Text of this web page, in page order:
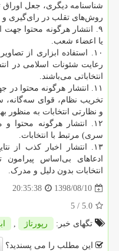
شناسنامه دیگری‌، جعل اوراق
روش‌های تقلب در رای‌گیری و
۹. انتشار هرگونه محتوا
یا اعضاء شعب.
۱۰. استفاده ابزاری از
رعایت شئونات اسلامی در
انتخاباتی می‌باشند.
۱۱. انتشار هرگونه محتوا
تخریب نظام‌، قوای سه‌گانه‌،
و نظارتی انتخابات به منظور
۱۲. انتشار هرگونه محتوا
سری) مرتبط با انتخابات‌.
۱۳. انتشار اخبار کذب از
ادعاهای بی‌اساس
انتخابات بدون دلیل و مدرک.
1398/08/10
20:35:38
5.0
/ 5
تگهای خبر:
رپورتاژ ,
این مطلب را می پسندید؟